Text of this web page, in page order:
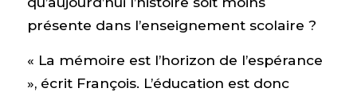
présente dans l’enseignement scolaire ?
« La mémoire est l’horizon de l’espérance
», écrit François. L’éducation est donc